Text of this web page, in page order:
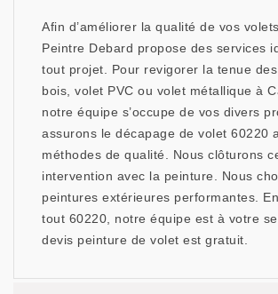
Afin d’améliorer la qualité de vos
Peintre Debard propose des services
tout projet. Pour revigorer la tenue
bois, volet PVC ou volet métallique à
notre équipe s’occupe de vos divers
assurons le décapage de volet 60220
méthodes de qualité. Nous clôturons
intervention avec la peinture. Nous
peintures extérieures performantes.
tout 60220, notre équipe est à votre
devis peinture de volet est gratuit.